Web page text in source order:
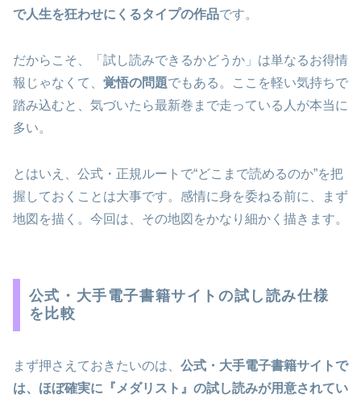
で人生を狂わせにくるタイプの作品です。
だからこそ、「試し読みできるかどうか」は単なるお得情
報じゃなくて、 覚悟の問題でもある。ここを軽い気持ちで
踏み込むと、気づいたら最新巻まで走っている人が本当に
多い。
とはいえ、公式・正規ルートで“どこまで読めるのか”を把
握しておくことは大事です。感情に身を委ねる前に、まず
地図を描く。今回は、その地図をかなり細かく描きます。
公式・大手電子書籍サイトの試し読み仕様
を比較
まず押さえておきたいのは、 公式・大手電子書籍サイトで
は、ほぼ確実に『メダリスト』の試し読みが用意されてい